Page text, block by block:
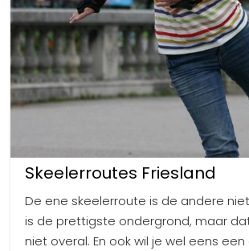
Skeelerroutes Friesland
De ene skeelerroute is de andere
is de prettigste ondergrond, maar
niet overal. En ook wil je wel eens